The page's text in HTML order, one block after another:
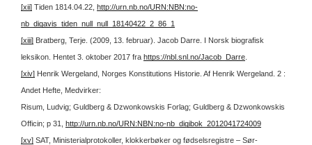
[xii] Tiden 1814.04.22, http://urn.nb.no/URN:NBN:no-
nb_digavis_tiden_null_null_18140422_2_86_1
[xiii] Bratberg, Terje. (2009, 13. februar). Jacob Darre. I Norsk biografisk
leksikon. Hentet 3. oktober 2017 fra https://nbl.snl.no/Jacob_Darre
[xiv] Henrik Wergeland, Norges Konstitutions Historie. Af Henrik Wergeland. 2 :
Andet Hefte, Medvirker:
Risum, Ludvig; Guldberg & Dzwonkowskis Forlag; Guldberg & Dzwonkowskis
Officin; p 31, http://urn.nb.no/URN:NBN:no-nb_digibok_2012041724009
[xv] SAT, Ministerialprotokoller, klokkerbøker og fødselsregistre – Sør-